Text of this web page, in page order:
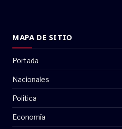
MAPA DE SITIO
Portada
Nacionales
Politica
Economía